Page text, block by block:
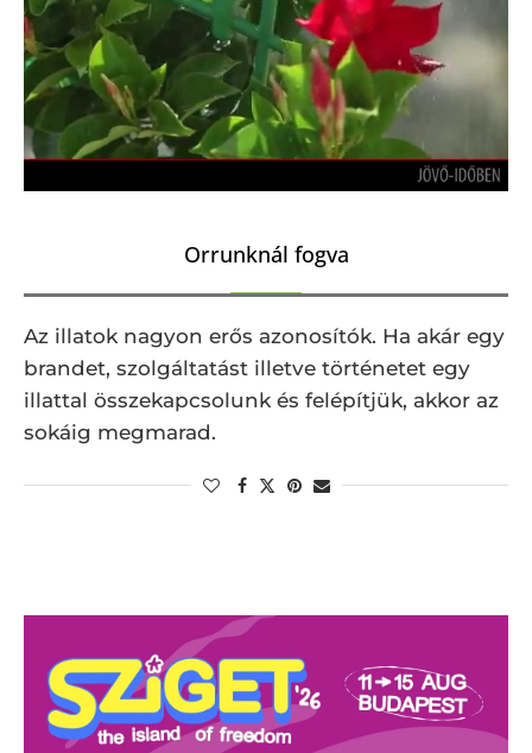
Orrunknál fogva
Az illatok nagyon erős azonosítók. Ha akár egy
brandet, szolgáltatást illetve történetet egy
illattal összekapcsolunk és felépítjük, akkor az
sokáig megmarad.